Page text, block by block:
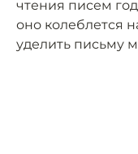
чтения писем
оно колеблется
уделить письму